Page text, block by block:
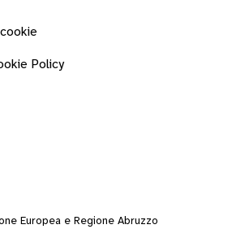
Policy
Europea e Regione Abruzzo